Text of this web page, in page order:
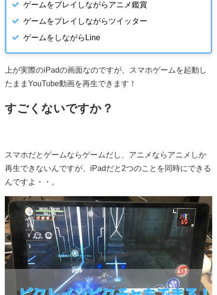
ゲームをプレイしながらアニメ鑑賞
ゲームをプレイしながらツイッター
ゲームをしながらLine
上が実際のiPadの画面なのですが、スマホゲームを起動し
たままYouTube動画を再生できます！
すごくないですか？
スマホだとゲームならゲームだし、アニメならアニメしか
再生できないんですが、iPadだと2つのことを同時にできる
んですよ・・。